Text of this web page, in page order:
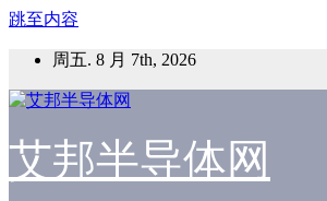
跳至内容
周五. 8 月 7th, 2026
艾邦半导体网